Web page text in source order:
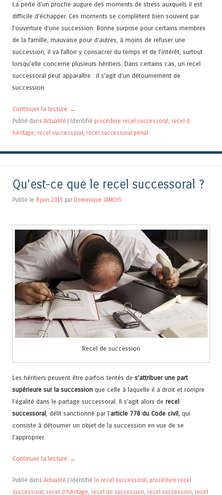
La perte d’un proche augure des moments de stress auxquels il est
difficile d’échapper. Ces moments se complètent bien souvent par
l’ouverture d’une succession. Bonne surprise pour certains membres
de la famille, mauvaise pour d’autres, à moins de refuser une
succession, il va falloir y consacrer du temps et de l’intérêt, surtout
lorsqu’elle concerne plusieurs héritiers. Dans certains cas, un recel
successoral peut apparaître : il s’agit d’un détournement de
succession.
Continuer la lecture →
Publié dans Actualité Identifié procédure recel successoral , recel d
héritage, recel successoral , recel successoral pénal
Qu’est-ce que le recel successoral ?
Publié le 8 juin 2015 par Dominique JAMOIS
Recel de succession
Les héritiers peuvent être parfois tentés de s’attribuer une part
supérieure sur la succession que celle à laquelle il a droit et rompre
l’égalité dans le partage successoral. Il s’agit alors de recel
successoral , délit sanctionné par l’article 778 du Code civil , qui
consiste à détourner un objet de la succession en vue de se
l’approprier.
Continuer la lecture →
Publié dans Actualité Identifié le recel successoral , procédure recel
successoral , recel d héritage, recel de succession, recel succession, recel